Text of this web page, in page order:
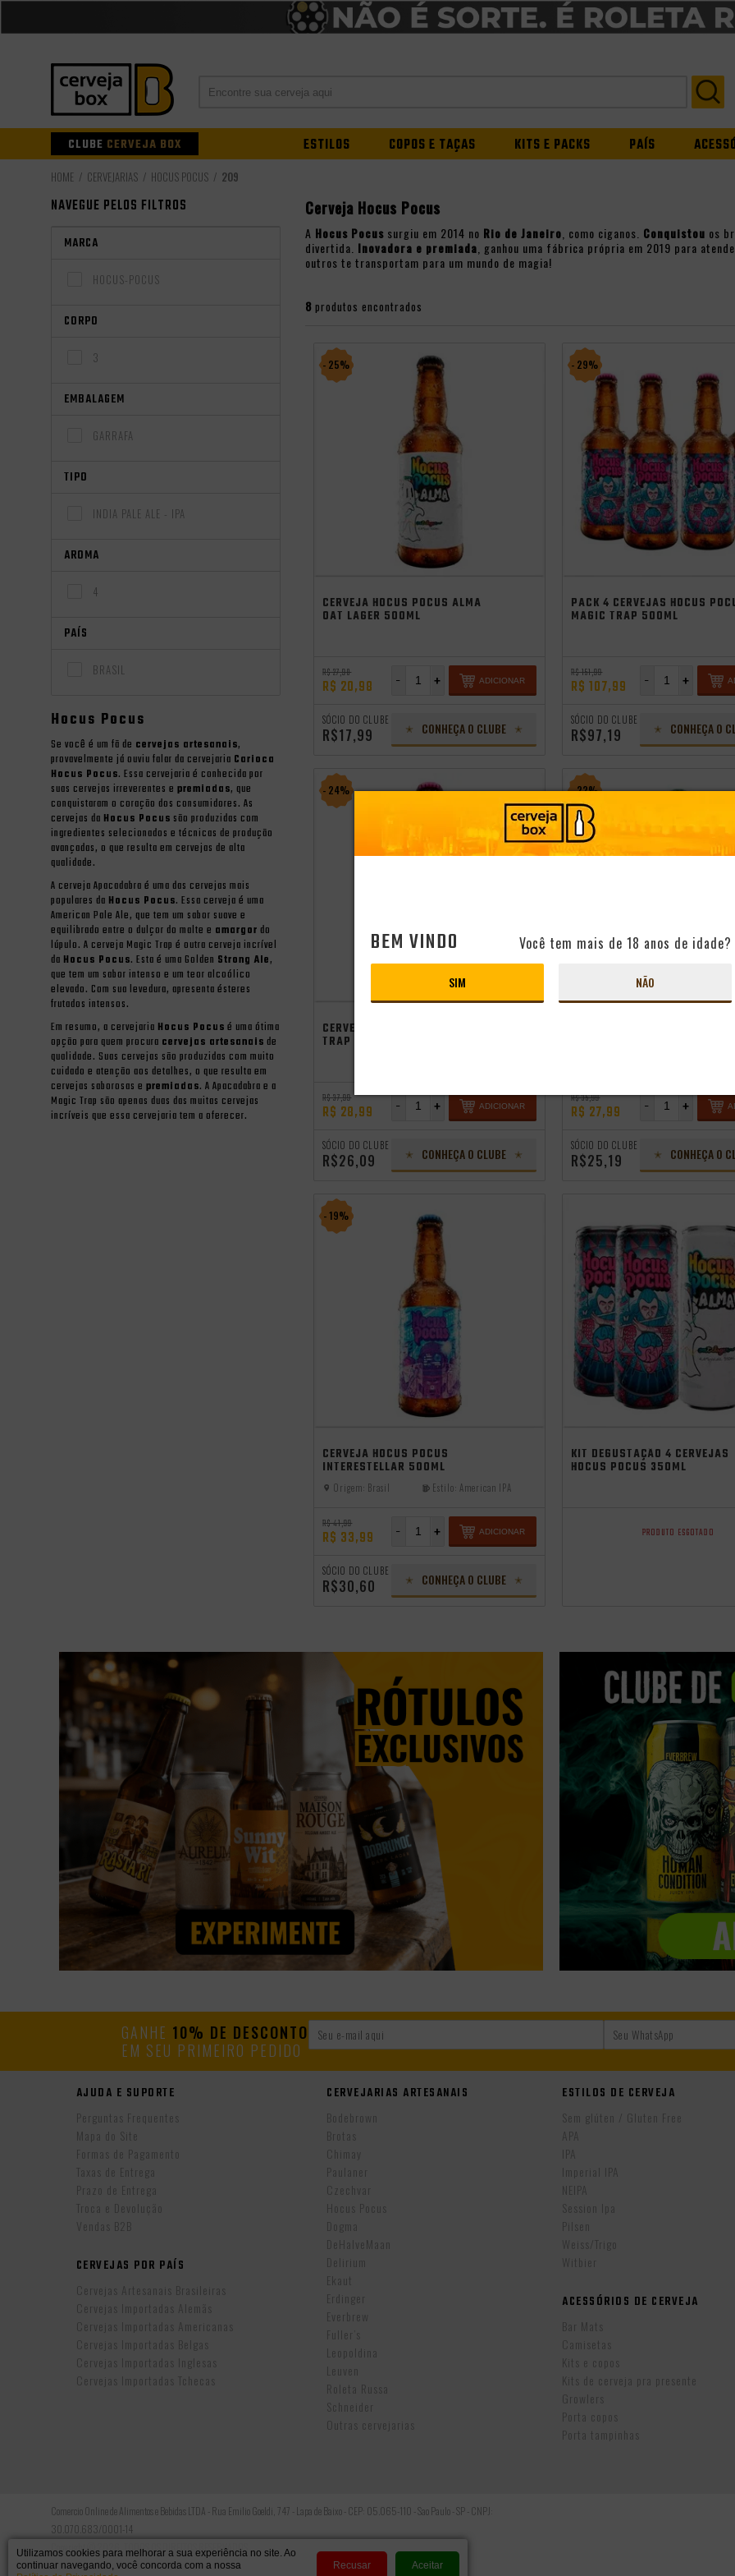
CLUBE CERVEJA BOX ESTILOS COPOS E TAÇAS KITS E PACKS PAÍS
CERVEJARIAS HOCUS POCUS 209
NAVEGUE PELOS FILTROS
MARCA
HOCUS-POCUS
CORPO
3
EMBALAGEM
GARRAFA
TIPO
INDIA PALE ALE - IPA
AROMA
4
PAÍS
BRASIL
Hocus Pocus
Se você é um fã de cervejas artesanais,
provavelmente já ouviu falar da cervejaria Carioca
Hocus Pocus. Essa cervejaria é conhecida por
suas cervejas irreverentes e premiadas, que
conquistaram o coração dos consumidores. As
cervejas da Hocus Pocus são produzidas com
ingredientes selecionados e técnicas de produção
avançadas, o que resulta em cervejas de alta
qualidade.
A cerveja Apacadabra é uma das cervejas mais
populares da Hocus Pocus. Essa cerveja é uma
American Pale Ale, que tem um sabor suave e
equilibrado entre o dulçor do malte e amargor do
lúpulo. A cerveja Magic Trap é outra cerveja incrível
da Hocus Pocus. Esta é uma Golden Strong Ale,
que tem um sabor intenso e um teor alcoólico
elevado. Com sua levedura, apresenta ésteres
frutados intensos.
Em resumo, a cervejaria Hocus Pocus é uma ótima
opção para quem procura cervejas artesanais de
qualidade. Suas cervejas são produzidas com muito
cuidado e atenção aos detalhes, o que resulta em
cervejas saborosas e premiadas. A Apacadabra e a
Magic Trap são apenas duas das muitas cervejas
incríveis que essa cervejaria tem a oferecer.
Cerveja Hocus Pocus
A Hocus Pocus surgiu em 2014 no Rio de Janeiro , como ciganos. Conquistou os
divertida. Inovadora e premiada , ganhou uma fábrica própria em 2019 para
outros te transportam para um mundo de magia!
8 produtos encontrados
- 25%
CERVEJA HOCUS POCUS ALMA
OAT LAGER 500ML
R$ 27,98
R$ 20,98 +
- ADICIONAR
SÓCIO DO CLUBE
R$17,99 CONHEÇA O CLUBE
- 29%
PACK 4 CERVEJAS HOCUS
MAGIC TRAP 500ML
R$ 151,99
R$ 107,99 +
-
SÓCIO DO CLUBE
R$97,19 CONHEÇA O
- 24%
CERVEJA HOCUS POCUS MAGIC
TRAP 500ML
R$ 37,99
R$ 28,99 +
- ADICIONAR
SÓCIO DO CLUBE
R$26,09 CONHEÇA O CLUBE
- 22%
R$ 35,99
R$ 27,99 +
-
SÓCIO DO CLUBE
R$25,19 CONHEÇA O
- 19%
CERVEJA HOCUS POCUS
INTERESTELLAR 500ML
Origem: Brasil Estilo: American IPA
R$ 41,99
R$ 33,99 +
- ADICIONAR
SÓCIO DO CLUBE
R$30,60 CONHEÇA O CLUBE
KIT DEGUSTAÇÃO 4 CERVEJAS
HOCUS POCUS 350ML
PRODUTO ESGOTADO
GANHE 10% DE DESCONTO
EM SEU PRIMEIRO PEDIDO
AJUDA E SUPORTE
Perguntas Frequentes
Mapa do Site
Formas de Pagamento
Taxas de Entrega
Prazo de Entrega
Troca e Devolução
Vendas B2B
CERVEJAS POR PAÍS
Cervejas Artesanais Brasileiras
Cervejas Importadas Alemãs
Cervejas Importadas Americanas
Cervejas Importadas Belgas
Cervejas Importadas Inglesas
Cervejas Importadas Tchecas
CERVEJARIAS ARTESANAIS
Bodebrown
Brotas
Chimay
Paulaner
Czechvar
Hocus Pocus
Dogma
DeHalveMaan
Delirium
Ekaut
Erdinger
Everbrew
Fuller’s
Leopoldina
Leuven
Roleta Russa
Schneider
Outras cervejarias
ESTILOS DE CERVEJA
Sem glúten / Gluten Free
APA
IPA
Imperial IPA
NEIPA
Session Ipa
Pilsen
Weiss/Trigo
Witbier
ACESSÓRIOS DE CERVEJA
Bar Mats
Camisetas
Kits e copos
Kits de cerveja pra presente
Growlers
Porta copos
Porta tampinhas
Comercio Online de Alimentos e Bebidas LTDA - Rua Emilio Goeldi, 747 - Lapa de Baixo - CEP: 05.065-110 - Sao Paulo - SP - CNPJ:
30.070.683/0001-14
Copyright © 2026, TODOS OS DIREITOS RESERVADOS.
BEM VINDO Você tem mais de 18 anos de idade?
SIM NÃO
Utilizamos cookies para melhorar a sua experiência no site. Ao
continuar navegando, você concorda com a nossa
Recusar Aceitar